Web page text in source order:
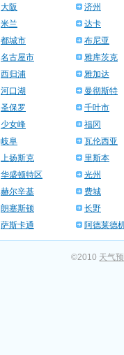
大阪
济州
米兰
达卡
都城市
布尼亚
名古屋市
雅库茨克
西归浦
雅加达
河口湖
曼彻斯特
圣保罗
千叶市
少女峰
福冈
岐阜
瓦伦西亚
上扬斯克
里斯本
华盛顿特区
光州
赫尔辛基
费城
朗塞斯顿
长野
萨斯卡通 阿德莱德
©2010 天气